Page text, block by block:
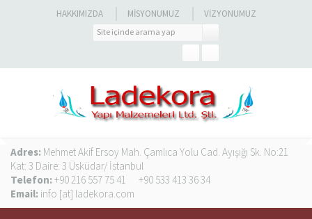
HAKKIMIZDA MISYONUMUZ VIZYONUMUZ
Adres: Mehmet Akif Ersoy Mah. Çamlıca Yolu Cad. Ayışığı Sk. No:21
Kat: 3 Daire: 3 Üsküdar/ İstanbul
Telefon: +90 216 557 75 41
+90 533 413 36 34
Email: info [at] ladekora.com